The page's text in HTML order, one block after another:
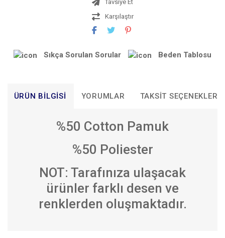
Tavsiye Et
Karşılaştır
Sıkça Sorulan Sorular Beden Tablosu
ÜRÜN BILGISI YORUMLAR TAKSIT SEÇENEKLERI
%50 Cotton Pamuk
%50 Poliester
NOT: Tarafınıza ulaşacak
ürünler farklı desen ve
renklerden oluşmaktadır.